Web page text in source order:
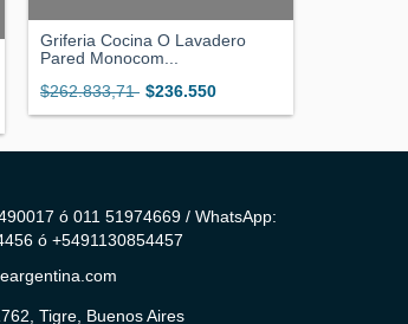
Griferia Cocina O Lavadero
Pared Monocom...
$262.833,71 $236.550
ó 011 51974669 / WhatsApp:
ó +5491130854457
Tigre, Buenos Aires